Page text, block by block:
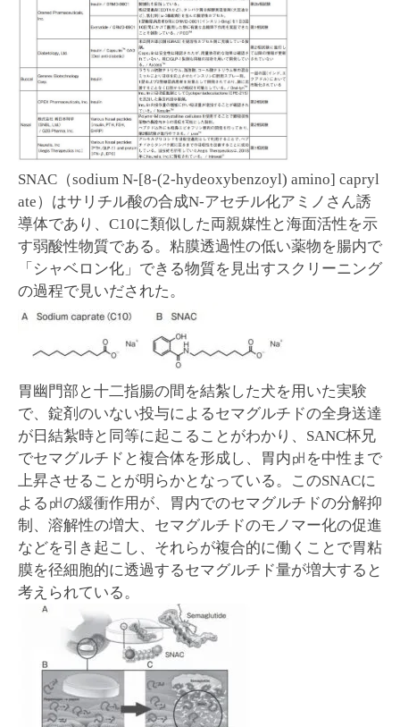
SNAC（sodium N-[8-(2-hydeoxybenzoyl) amino] capryl
ate）はサリチル酸の合成N-アセチル化アミノさん誘
導体であり、C10に類似した両親媒性と海面活性を示
す弱酸性物質である。粘膜透過性の低い薬物を腸内で
「シャベロン化」できる物質を見出すスクリーニング
の過程で見いだされた。
胃幽門部と十二指腸の間を結紮した犬を用いた実験
で、錠剤のいない投与によるセマグルチドの全身送達
が日結紮時と同等に起こることがわかり、SANC杯兄
でセマグルチドと複合体を形成し、胃内㏗を中性まで
上昇させることが明らかとなっている。このSNACに
よる㏗の緩衝作用が、胃内でのセマグルチドの分解抑
制、溶解性の増大、セマグルチドのモノマー化の促進
などを引き起こし、それらが複合的に働くことで胃粘
膜を径細胞的に透過するセマグルチド量が増大すると
考えられている。